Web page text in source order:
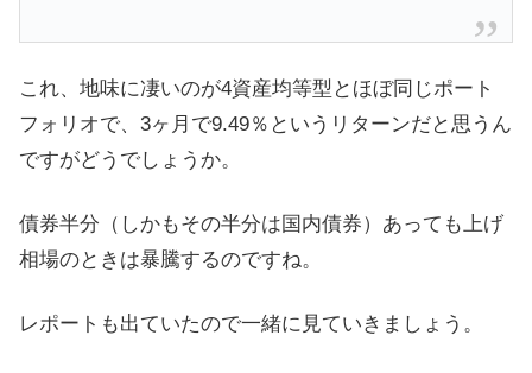
これ、地味に凄いのが4資産均等型とほぼ同じポート
フォリオで、3ヶ月で9.49％というリターンだと思うん
ですがどうでしょうか。
債券半分（しかもその半分は国内債券）あっても上げ
相場のときは暴騰するのですね。
レポートも出ていたので一緒に見ていきましょう。